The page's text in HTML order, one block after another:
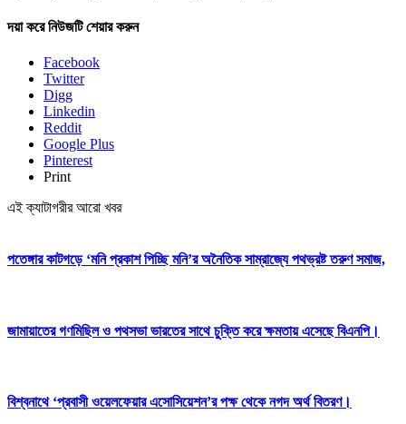
দয়া করে নিউজটি শেয়ার করুন
Facebook
Twitter
Digg
Linkedin
Reddit
Google Plus
Pinterest
Print
এই ক্যাটাগরীর আরো খবর
পতেঙ্গার কাটগড়ে ‘মনি প্রকাশ পিচ্ছি মনি’র অনৈতিক সাম্রাজ্যে পথভ্রষ্ট তরুণ সমাজ,
জামায়াতের গণমিছিল ও পথসভা ভারতের সাথে চুক্তি করে ক্ষমতায় এসেছে বিএনপি।
বিশ্বনাথে ‘প্রবাসী ওয়েলফেয়ার এসোসিয়েশন’র পক্ষ থেকে নগদ অর্থ বিতরণ।